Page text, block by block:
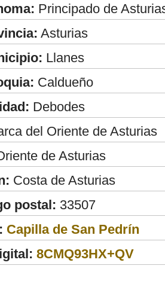
Principado de
Asturias
Llanes
Caldueño
Debodes
del Oriente de Asturias
de Asturias
Costa de Asturias
postal: 33507
Capilla de San Pedrín
8CMQ93HX+QV